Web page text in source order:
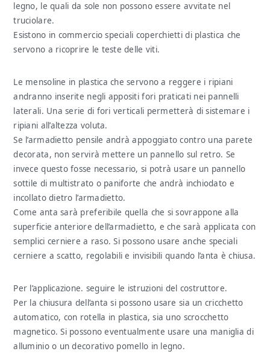
legno, le quali da sole non possono essere avvitate nel
truciolare.
Esistono in commercio speciali coperchietti di plastica che
servono a ricoprire le teste delle viti.
Le mensoline in plastica che servono a reggere i ripiani
andranno inserite negli appositi fori praticati nei pannelli
laterali. Una serie di fori verticali permetterà di sistemare i
ripiani all’altezza voluta.
Se l’armadietto pensile andrà appoggiato contro una parete
decorata, non servirà mettere un pannello sul retro. Se
invece questo fosse necessario, si potrà usare un pannello
sottile di multistrato o paniforte che andrà inchiodato e
incollato dietro l’armadietto.
Come anta sarà preferibile quella che si sovrappone alla
superficie anteriore dell’armadietto, e che sarà applicata con
semplici cerniere a raso. Si possono usare anche speciali
cerniere a scatto, regolabili e invisibili quando l’anta è chiusa.
Per l’applicazione. seguire le istruzioni del costruttore.
Per la chiusura dell’anta si possono usare sia un cricchetto
automatico, con rotella in plastica, sia uno scrocchetto
magnetico. Si possono eventualmente usare una maniglia di
alluminio o un decorativo pomello in legno.